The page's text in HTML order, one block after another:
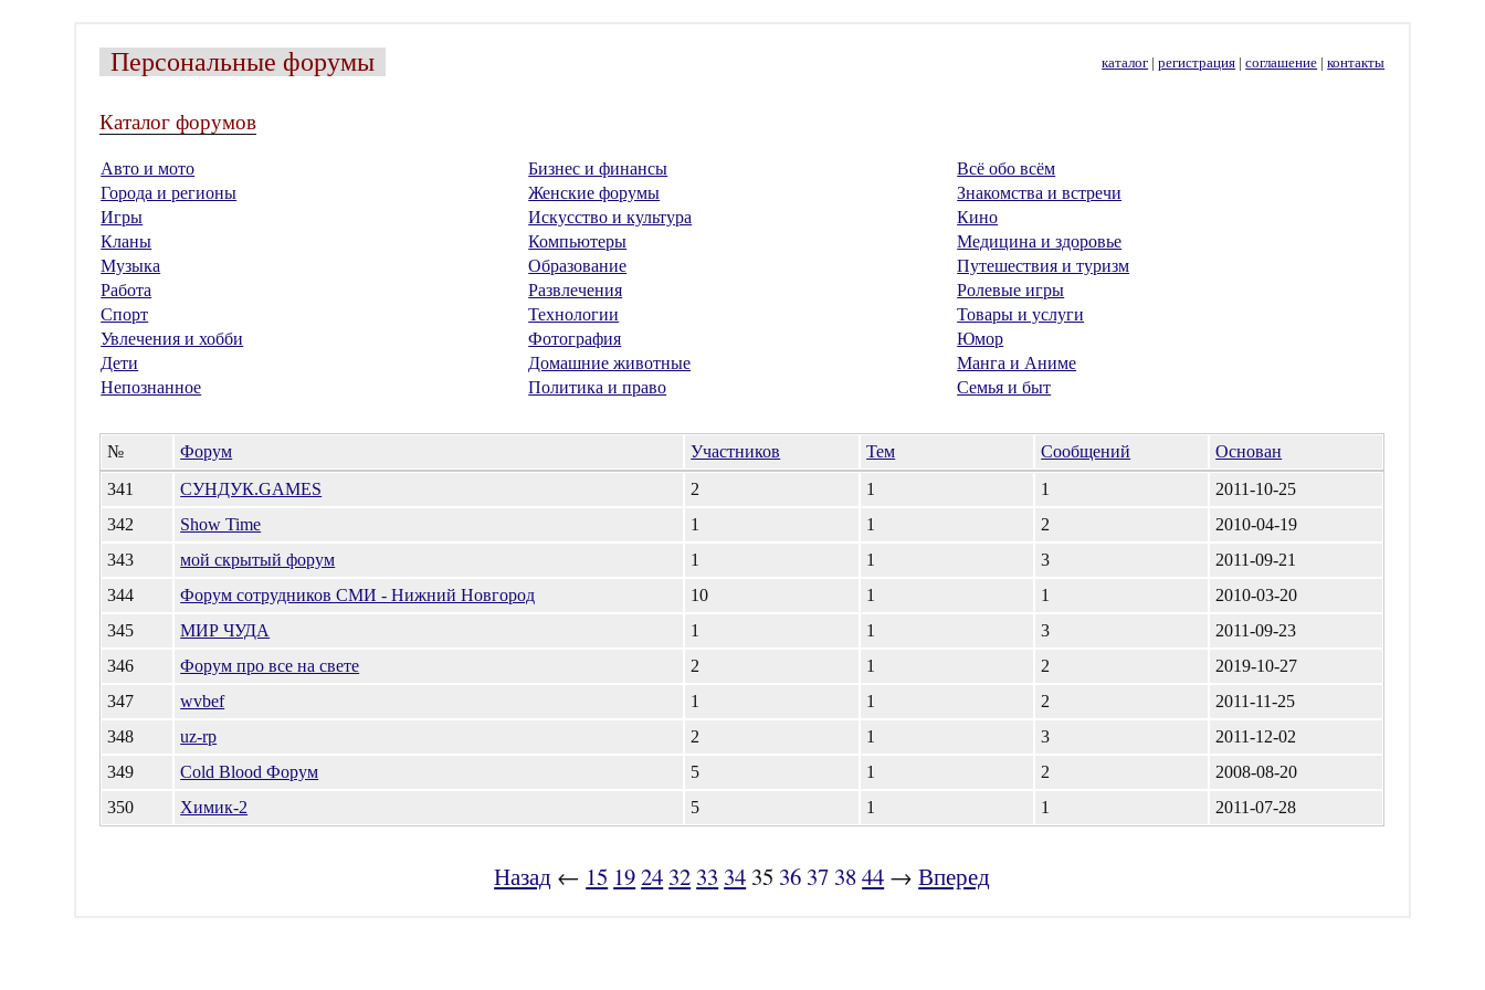
Персональные форумы каталог |регистрация |соглашение |контакты
Каталог форумов
Авто и мото Бизнес и финансы
Всё обо всём
Города и регионы
Женские форумы
Знакомства и встречи
Игры
Искусство и культура
Кино
Кланы
Компьютеры
Медицина и здоровье
Музыка
Образование
Путешествия и туризм
Работа
Развлечения
Ролевые игры
Спорт
Технологии
Товары и услуги
Увлечения и хобби
Фотография
Юмор
Дети
Домашние животные
Манга и Аниме
Непознанное
Политика и право Семья и быт
№ Форум Участников Тем Сообщений
Основан
341
СУНДУК.GAMES 2 1 1
2011-10-25
342
Show Time 1 1 2
2010-04-19
343
мой скрытый форум 1 1 3
2011-09-21
344
Форум сотрудников СМИ - Нижний Новгород 10 1 1
2010-03-20
345
МИР ЧУДА 1 1 3
2011-09-23
346
Форум про все на свете 2 1 2
2019-10-27
347
wvbef 1 1 2
2011-11-25
348
uz-rp 2 1 3
2011-12-02
349
Cold Blood Форум 5 1 2
2008-08-20
350
Химик-2 5 1 1 2011-07-28
Назад ← 15 1924 32 33 34 35 36 37 3844 →Вперед